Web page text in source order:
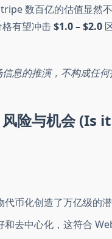
数百亿的估值显然
有望冲击$1.0 – $2.0
息的推演，不构成任何
风险与机会 (Is
币化创造了万亿级的
去中心化，这符合